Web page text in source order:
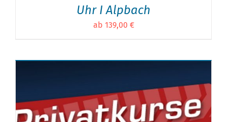
Uhr I Alpbach
ab 139,00 €